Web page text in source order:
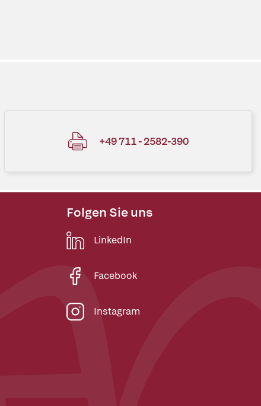
+49 711 - 2582-390
Folgen Sie uns
LinkedIn
Facebook
Instagram